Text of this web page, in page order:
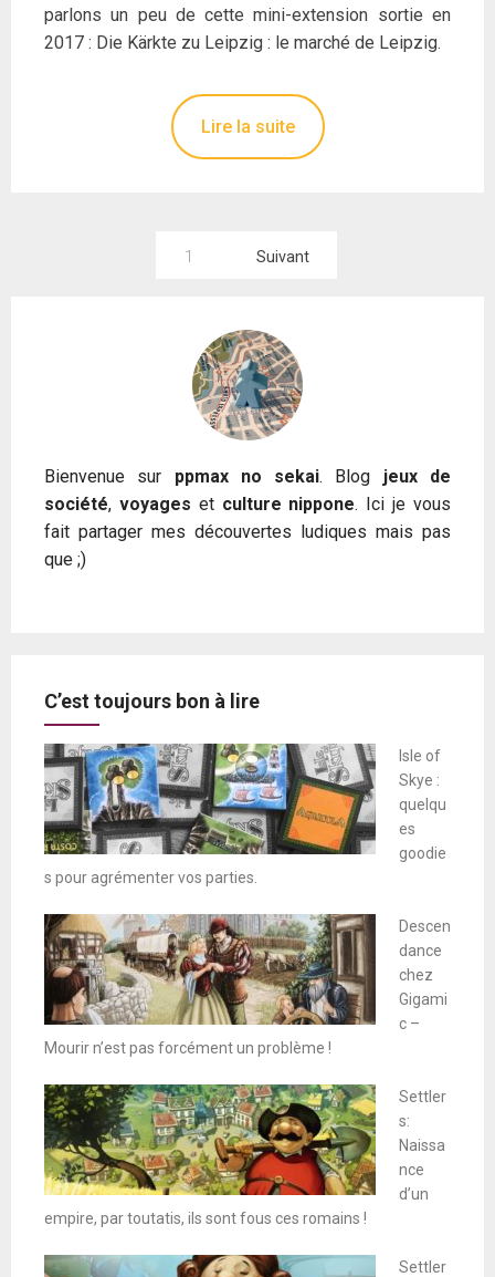
parlons un peu de cette mini-extension sortie en
2017 : Die Kärkte zu Leipzig : le marché de Leipzig.
Lire la suite
1 Suivant
Bienvenue sur ppmax no sekai. Blog jeux de
société, voyages et culture nippone. Ici je vous
fait partager mes découvertes ludiques mais pas
que ;)
C’est toujours bon à lire
Isle of
Skye :
quelqu
es
goodie
s pour agrémenter vos parties.
Descen
dance
chez
Gigami
c –
Mourir n’est pas forcément un problème !
Settler
s:
Naissa
nce
d’un
empire, par toutatis, ils sont fous ces romains !
Settler